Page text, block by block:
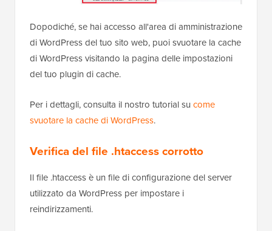
Dopodiché, se hai accesso all'area di amministrazione
di WordPress del tuo sito web, puoi svuotare la cache
di WordPress visitando la pagina delle impostazioni
del tuo plugin di cache.
Per i dettagli, consulta il nostro tutorial su come
svuotare la cache di WordPress.
Verifica del file .htaccess corrotto
Il file .htaccess è un file di configurazione del server
utilizzato da WordPress per impostare i
reindirizzamenti.